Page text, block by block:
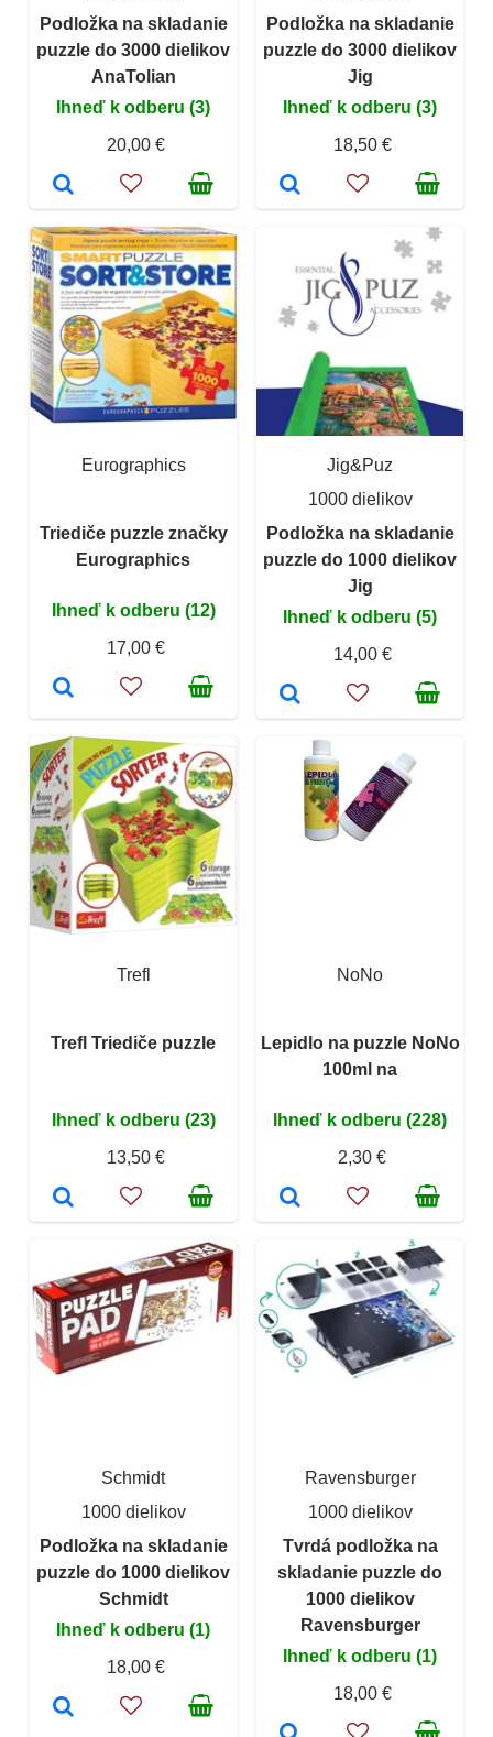
Podložka na skladanie
puzzle do 3000 dielikov
AnaTolian
Ihneď k odberu (3)
20,00 €
Podložka na skladanie
puzzle do 3000 dielikov
Jig
Ihneď k odberu (3)
18,50 €
Eurographics
Triediče puzzle značky
Eurographics
Ihneď k odberu (12)
17,00 €
Jig&Puz
1000 dielikov
Podložka na skladanie
puzzle do 1000 dielikov
Jig
Ihneď k odberu (5)
14,00 €
Trefl
Trefl Triediče puzzle
Ihneď k odberu (23)
13,50 €
NoNo
Lepidlo na puzzle NoNo
100ml na
Ihneď k odberu (228)
2,30 €
Schmidt
1000 dielikov
Podložka na skladanie
puzzle do 1000 dielikov
Schmidt
Ihneď k odberu (1)
18,00 €
Ravensburger
1000 dielikov
Tvrdá podložka na
skladanie puzzle do
1000 dielikov
Ravensburger
Ihneď k odberu (1)
18,00 €